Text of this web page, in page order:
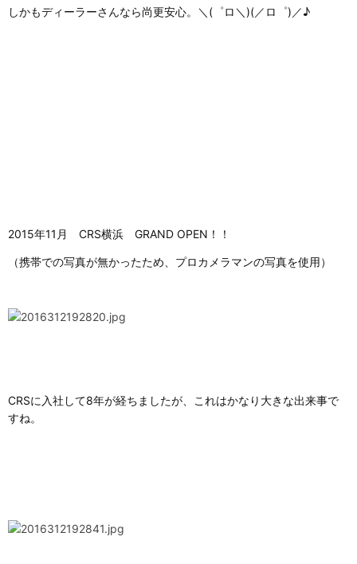
しかもディーラーさんなら尚更安心。＼(゜ロ＼)(／ロ゜)／♪
2015年11月 CRS横浜 GRAND OPEN！！
（携帯での写真が無かったため、プロカメラマンの写真を使用）
CRSに入社して8年が経ちましたが、これはかなり大きな出来事で
すね。